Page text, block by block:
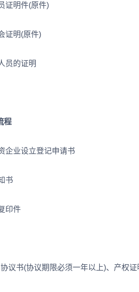
明件(原件)
明(原件)
的证明
程
业设立登记申请书
书
印件
书(协议期限必须一年以上)、产权证